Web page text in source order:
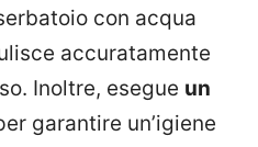
con acqua
accuratamente
Inoltre, esegue un
garantire un’igiene